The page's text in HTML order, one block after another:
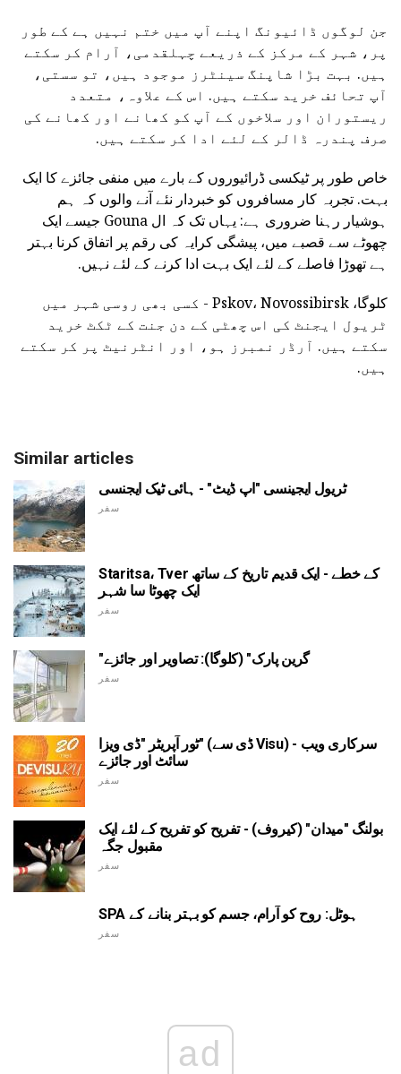
جن لوگوں ڈائیونگ اپنے آپ میں ختم نہیں ہے کے طور
پر، شہر کے مرکز کے ذریعے چہلقدمی، آرام کر سکتے
ہیں. بہت بڑا شاپنگ سینٹرز موجود ہیں، تو سستی،
آپ تحائف خرید سکتے ہیں. اس کے علاوہ، متعدد
ریستوران اور سلاخوں کے آپ کو کھانے اور کھانے کی
صرف پندرہ ڈالر کے لئے ادا کر سکتے ہیں.
خاص طور پر ٹیکسی ڈرائیوروں کے بارے میں منفی جائزے کا ایک
بہت. تجربہ کار مسافروں کو خبردار نئے آنے والوں کہ ہم
ہوشیار رہنا ضروری ہے: یہاں تک کہ ال Gouna جیسے ایک
چھوٹے سے قصبے میں، پیشگی کرایہ کی رقم پر اتفاق کرنا بہتر
ہے تھوڑا فاصلے کے لئے ایک بہت ادا کرنے کے لئے نہیں.
کلوگا، Pskov، Novossibirsk - کسی بھی روسی شہر میں
ٹریول ایجنٹ کی اس چھٹی کے دن جنت کے ٹکٹ خرید
سکتے ہیں. آرڈر نمبرز ہو، اور انٹرنیٹ پر کر سکتے
ہیں.
Similar articles
ٹریول ایجینسی "اپ ڈیٹ" - ہائی ٹیک ایجنسی
سفر
Staritsa، Tver کے خطے - ایک قدیم تاریخ کے ساتھ
ایک چھوٹا سا شہر
سفر
"گرین پارک" (کلوگا): تصاویر اور جائزے
سفر
ٹور آپریٹر "ڈی ویزا" (ڈی سے Visu) - سرکاری ویب
سائٹ اور جائزے
سفر
بولنگ "میدان" (کیروف) - تفریح کو تفریح کے لئے ایک
مقبول جگہ
سفر
SPA ہوٹل: روح کو آرام، جسم کو بہتر بنانے کے
سفر
ad